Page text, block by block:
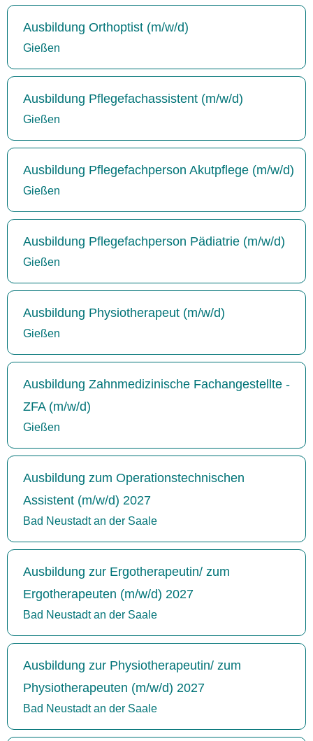
Ausbildung Orthoptist (m/w/d)
Gießen
Ausbildung Pflegefachassistent (m/w/d)
Gießen
Ausbildung Pflegefachperson Akutpflege (m/w/d)
Gießen
Ausbildung Pflegefachperson Pädiatrie (m/w/d)
Gießen
Ausbildung Physiotherapeut (m/w/d)
Gießen
Ausbildung Zahnmedizinische Fachangestellte -
ZFA (m/w/d)
Gießen
Ausbildung zum Operationstechnischen
Assistent (m/w/d) 2027
Bad Neustadt an der Saale
Ausbildung zur Ergotherapeutin/ zum
Ergotherapeuten (m/w/d) 2027
Bad Neustadt an der Saale
Ausbildung zur Physiotherapeutin/ zum
Physiotherapeuten (m/w/d) 2027
Bad Neustadt an der Saale